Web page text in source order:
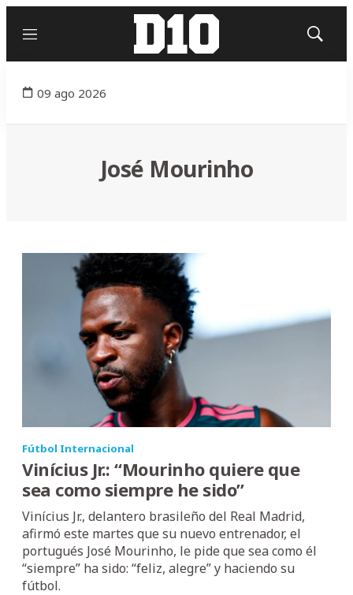
Menú
Mostrar
09 ago 2026
José Mourinho
Fútbol Internacional
Vinícius Jr.: “Mourinho quiere que
sea como siempre he sido”
Vinícius Jr., delantero brasileño del Real Madrid,
afirmó este martes que su nuevo entrenador, el
portugués José Mourinho, le pide que sea como él
“siempre” ha sido: “feliz, alegre” y haciendo su
fútbol.